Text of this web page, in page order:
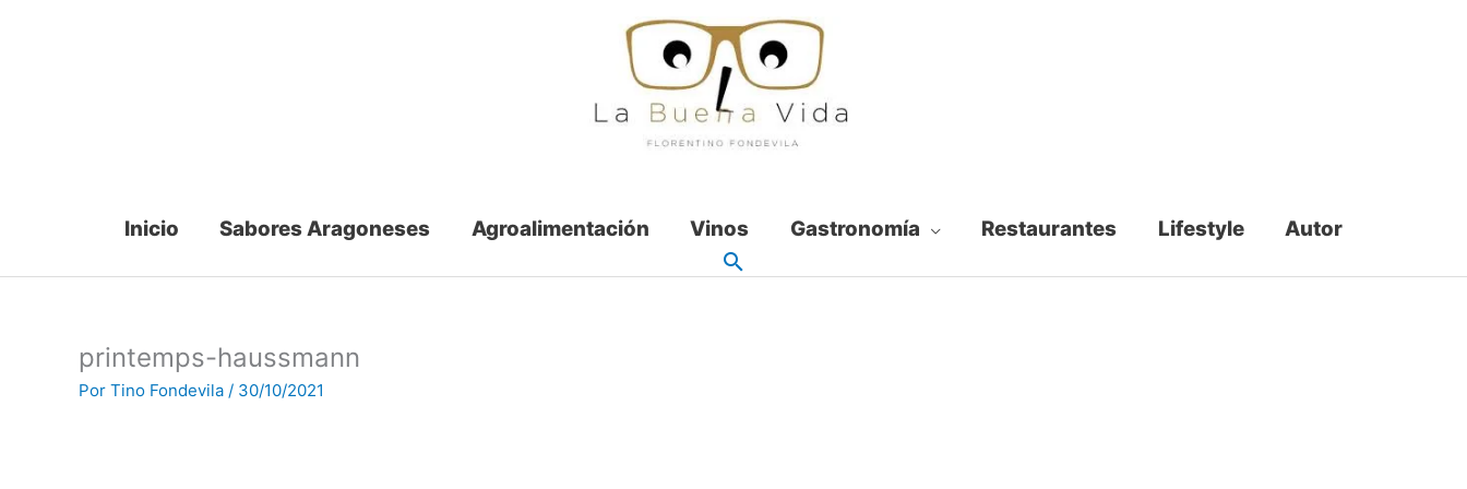
Inicio Sabores Aragoneses Agroalimentación Vinos Gastronomía Restaurantes Lifestyle Autor
printemps-haussmann
Por Tino Fondevila / 30/10/2021